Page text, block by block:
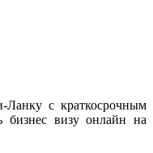
с краткосрочным
бизнес визуонлайнна